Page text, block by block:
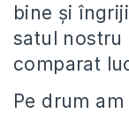
bine și
satul nostru
comparat
Pe drum